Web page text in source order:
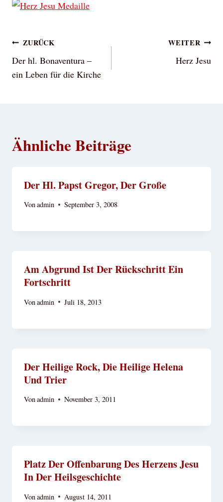
Beitragsnavigation
ZURÜCK
Der hl. Bonaventura –
ein Leben für die Kirche
WEITER
Herz Jesu
Ähnliche Beiträge
Der Hl. Papst Gregor, Der Große
Vonadmin September 3, 2008
Am Abgrund Ist Der Rückschritt Ein
Fortschritt
Vonadmin Juli 18, 2013
Der Heilige Rock, Die Heilige Helena
Und Trier
Vonadmin November 3, 2011
Platz Der Offenbarung Des Herzens Jesu
In Der Heilsgeschichte
Vonadmin August 14, 2011